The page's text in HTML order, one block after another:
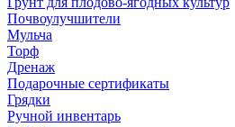
Почвоулучшители
Мульча
Торф
Дренаж
Подарочные сертификаты
Грядки
Ручной инвентарь